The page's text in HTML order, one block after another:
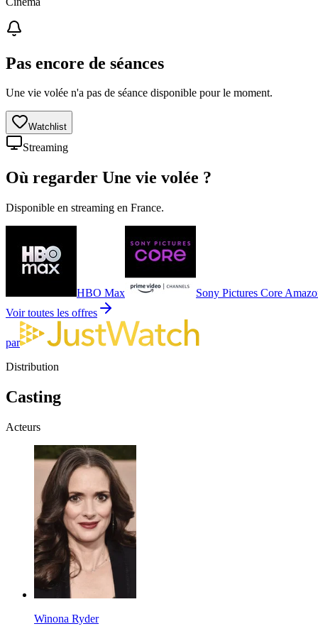
Pas encore de séances
Une vie volée n'a pas de séance disponible pour le moment.
Watchlist
Streaming
Où regarder Une vie volée ?
Disponible en streaming en France.
HBO Max
Sony Pictures Core
Voir toutes les offres
par
Distribution
Casting
Acteurs
Winona Ryder